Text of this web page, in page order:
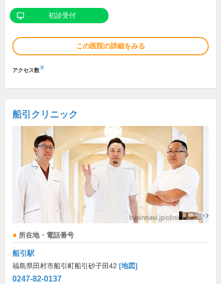
初診受付
この医院の詳細をみる
アクセス数※
船引クリニック
所在地・電話番号
船引駅
福島県田村市船引町船引砂子田42 [地図]
0247-82-0137